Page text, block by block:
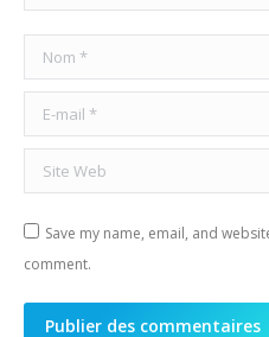
Nom *
E-mail *
Site Web
Save my name, email, and
comment.
Publier des commentaires